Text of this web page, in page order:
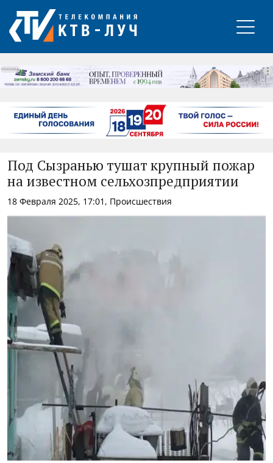
РЕКЛАМА
Под Сызранью тушат крупный пожар
на известном сельхозпредприятии
18 Февраля 2025, 17:01, Происшествия